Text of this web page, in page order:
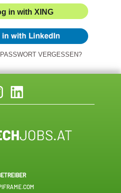
in with XING
PASSWORT VERGESSEN?